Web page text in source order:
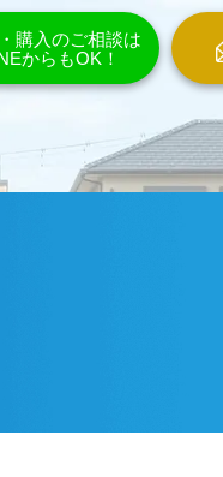
購入のご相談は
からもOK！